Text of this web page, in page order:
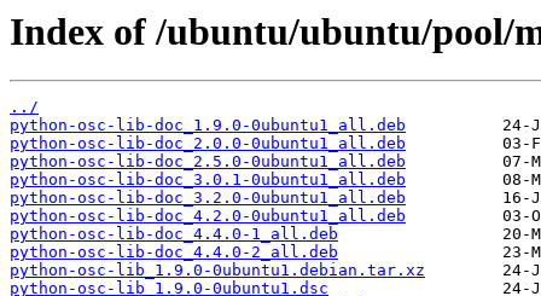
Index of /ubuntu/ubuntu/pool/
../
python-osc-lib-doc_1.9.0-0ubuntu1_all.deb
python-osc-lib-doc_2.0.0-0ubuntu1_all.deb
python-osc-lib-doc_2.5.0-0ubuntu1_all.deb
python-osc-lib-doc_3.0.1-0ubuntu1_all.deb
python-osc-lib-doc_3.2.0-0ubuntu1_all.deb
python-osc-lib-doc_4.2.0-0ubuntu1_all.deb
python-osc-lib-doc_4.4.0-1_all.deb
python-osc-lib-doc_4.4.0-2_all.deb
python-osc-lib_1.9.0-0ubuntu1.debian.tar.xz
python-osc-lib_1.9.0-0ubuntu1.dsc